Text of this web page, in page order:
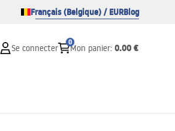
Français (Belgique) / EURBlog
Se connecter
0
Mon panier: 0.00 €